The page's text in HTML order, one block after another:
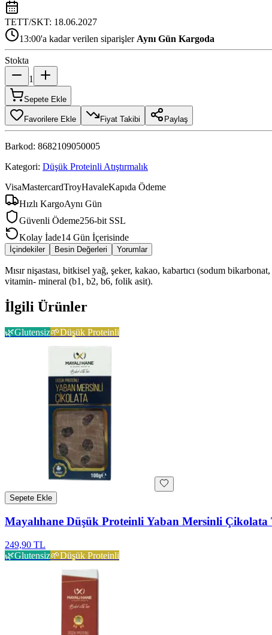
TETT/SKT: 18.06.2027
13:00'a kadar verilen siparişler Aynı Gün Kargoda
Stokta
1
Sepete Ekle
Favorilere Ekle Fiyat Takibi Paylaş
Barkod: 8682109050005
Kategori: Düşük Proteinli Atıştırmalık
VisaMastercardTroyHavaleKapıda Ödeme
Hızlı KargoAynı Gün
Güvenli Ödeme256-bit SSL
Kolay İade14 Gün İçerisinde
İçindekiler Besin Değerleri Yorumlar
Mısır nişastası, bitkisel yağ, şeker, kakao, kabartıcı (sodum
vitamin- mineral (b1, b2, b6, folik asit).
İlgili Ürünler
🌿Glutensiz🌱Düşük Proteinli
Sepete Ekle
Mayalıhane Düşük Proteinli Yaban Mersinli Çikolata
249,90 TL
🌿Glutensiz🌱Düşük Proteinli